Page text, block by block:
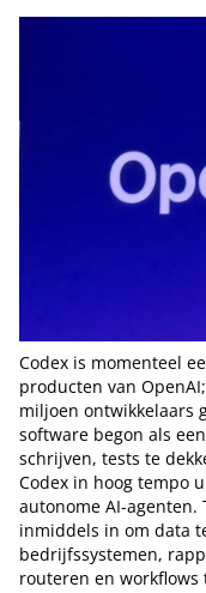
Codex is momenteel
producten van
miljoen ontwikkelaars
software begon als
schrijven, tests te
Codex in hoog tempo
autonome AI-agenten.
inmiddels in om data
bedrijfssystemen,
routeren en workflows